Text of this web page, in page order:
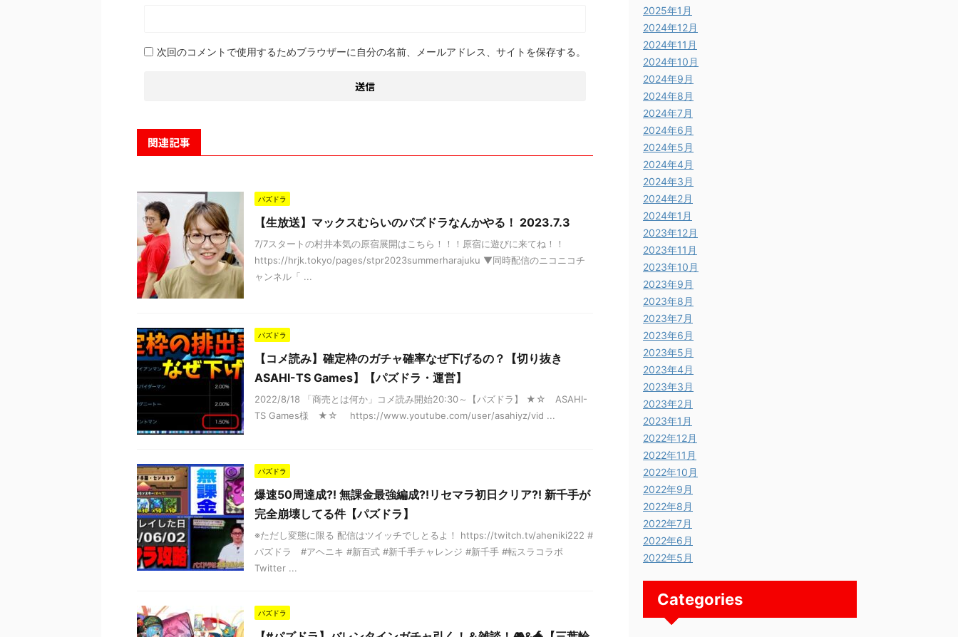
次回のコメントで使用するためブラウザーに自分の名前、メールアドレス、サイトを保存する。
関連記事
パズドラ
【生放送】マックスむらいのパズドラなんかやる！ 2023.7.3
7/7スタートの村井本気の原宿展開はこちら！！！原宿に遊びに来てね！！
https://hrjk.tokyo/pages/stpr2023summerharajuku ▼同時配信のニコニコチ
ャンネル「 ...
パズドラ
【コメ読み】確定枠のガチャ確率なぜ下げるの？【切り抜き
ASAHI-TS Games】【パズドラ・運営】
2022/8/18 「商売とは何か」コメ読み開始20:30～【パズドラ】 ★☆ ASAHI-
TS Games様 ★☆ https://www.youtube.com/user/asahiyz/vid ...
パズドラ
爆速50周達成⁈ 無課金最強編成⁈リセマラ初日クリア⁈ 新千手が
完全崩壊してる件【パズドラ】
※ただし変態に限る 配信はツイッチでしとるよ！ https://twitch.tv/aheniki222 #
パズドラ #アヘニキ #新百式 #新千手チャレンジ #新千手 #転スラコラボ
Twitter ...
パズドラ
2025年1月
2024年12月
2024年11月
2024年10月
2024年9月
2024年8月
2024年7月
2024年6月
2024年5月
2024年4月
2024年3月
2024年2月
2024年1月
2023年12月
2023年11月
2023年10月
2023年9月
2023年8月
2023年7月
2023年6月
2023年5月
2023年4月
2023年3月
2023年2月
2023年1月
2022年12月
2022年11月
2022年10月
2022年9月
2022年8月
2022年7月
2022年6月
2022年5月
Categories